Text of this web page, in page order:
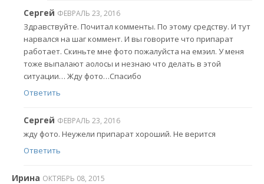
Сергей ФЕВРАЛЬ 23, 2016
Здравствуйте. Почитал комменты. По этому средству. И тут
нарвался на шаг коммент. И вы говорите что припарат
работает. Скиньте мне фото пожалуйста на емэил. У меня
тоже выпалают аолосы и незнаю что делать в этой
ситуации… Жду фото…Спасибо
Ответить
Сергей ФЕВРАЛЬ 23, 2016
жду фото. Неужели припарат хороший. Не верится
Ответить
Ирина ОКТЯБРЬ 08, 2015